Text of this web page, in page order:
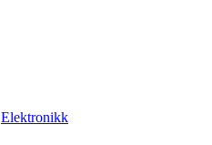
Elektronikk